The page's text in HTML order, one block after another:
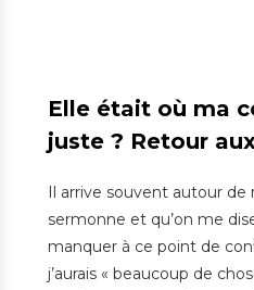
Elle était où ma
juste ? Retour
Il arrive souvent autour de
sermonne et qu’on me
manquer à ce point de
j’aurais « beaucoup de